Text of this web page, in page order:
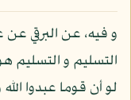
و فيه، عن البرقي عن
التسليم و التسليم
لو أن قوما عبدوا